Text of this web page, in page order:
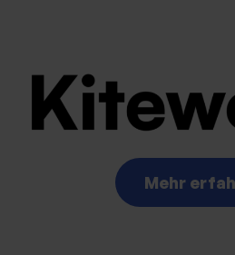
Mehr